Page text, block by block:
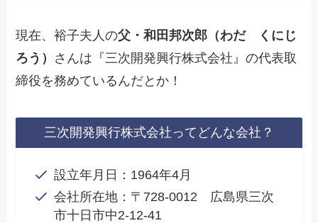
現在、裕子夫人の父・和田邦次郎（わだ くにじ
ろう） さんは『三次開発興行株式会社』の代表取
締役を務めているんだとか！
三次開発興行株式会社ってどんな会社？
設立年月日：1964年4月
会社所在地：〒728-0012 広島県三次
市十日市中2-12-41